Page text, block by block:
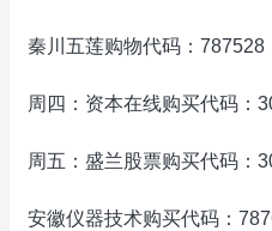
秦川五莲购物代码：787528
周四：资本在线购买代码：
周五：盛兰股票购买代码：
安徽仪器技术购买代码：